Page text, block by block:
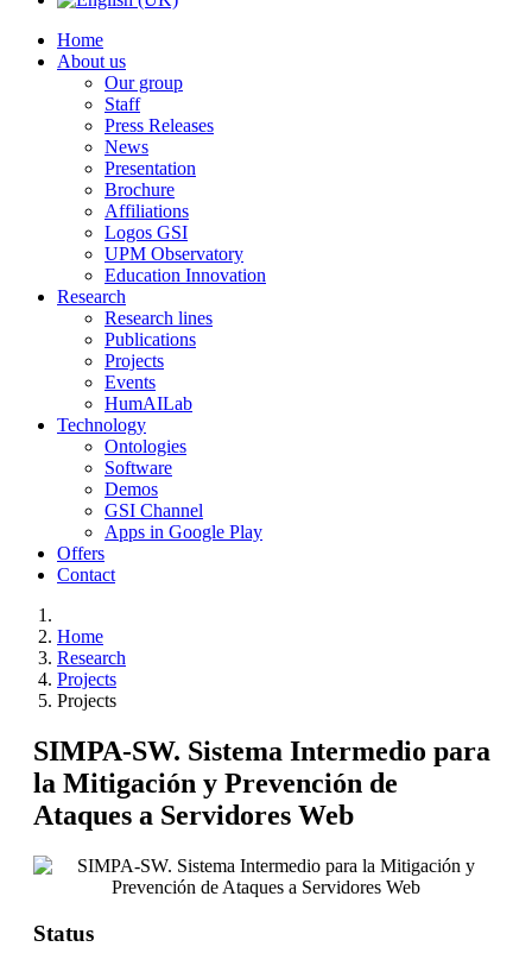
Home
About us
Our group
Staff
Press Releases
News
Presentation
Brochure
Affiliations
Logos GSI
UPM Observatory
Education Innovation
Research
Research lines
Publications
Projects
Events
HumAILab
Technology
Ontologies
Software
Demos
GSI Channel
Apps in Google Play
Offers
Contact
Home
Research
Projects
Projects
SIMPA-SW. Sistema Intermedio para
la Mitigación y Prevención de
Ataques a Servidores Web
Status